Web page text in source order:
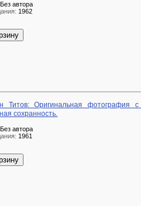
Без автора
1962
Титов: Оригинальная фотография
сохранность.
Без автора
1961